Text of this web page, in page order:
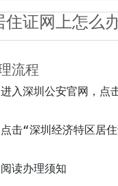
住证网上怎么
流程
进入深圳公安官网
击“深圳经济特区居
读办理须知